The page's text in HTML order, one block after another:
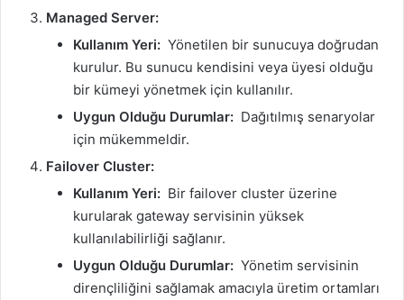
Managed Server:
Kullanım Yeri: Yönetilen bir sunucuya doğrudan
kurulur. Bu sunucu kendisini veya üyesi olduğu
bir kümeyi yönetmek için kullanılır.
Uygun Olduğu Durumlar: Dağıtılmış senaryolar
için mükemmeldir.
Failover Cluster:
Kullanım Yeri: Bir failover cluster üzerine
kurularak gateway servisinin yüksek
kullanılabilirliği sağlanır.
Uygun Olduğu Durumlar: Yönetim servisinin
dirençliliğini sağlamak amacıyla üretim ortamları